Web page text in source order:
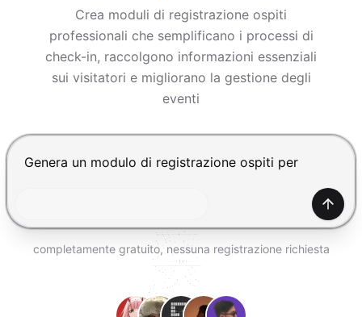
ACCEDI
PROVA GRATIS
Crea moduli di registrazione ospiti
professionali che semplificano i processi di
check-in, raccolgono informazioni essenziali
sui visitatori e migliorano la gestione degli
eventi
Premi Invio per inviare, Shift+Invio per nuova riga
completamente gratuito, nessuna registrazione richiesta